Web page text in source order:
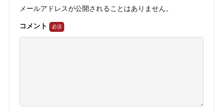
メールアドレスが公開されることはありません。
コメント